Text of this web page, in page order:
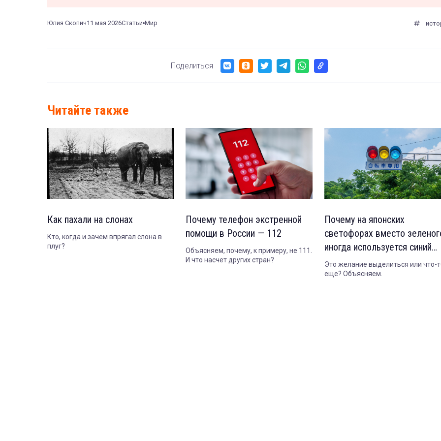
Юлия Скопич11 мая 2026Статьи Мир
Поделиться
Читайте также
Как пахали на слонах
Кто, когда и зачем впрягал слона в
плуг?
Почему телефон экстренной
помощи в России — 112
Объясняем, почему, к примеру, не 111.
И что насчет других стран?
Почему на японских
светофорах вместо
иногда используется синий
цвет
Это желание выделиться или что-
еще? Объясняем.